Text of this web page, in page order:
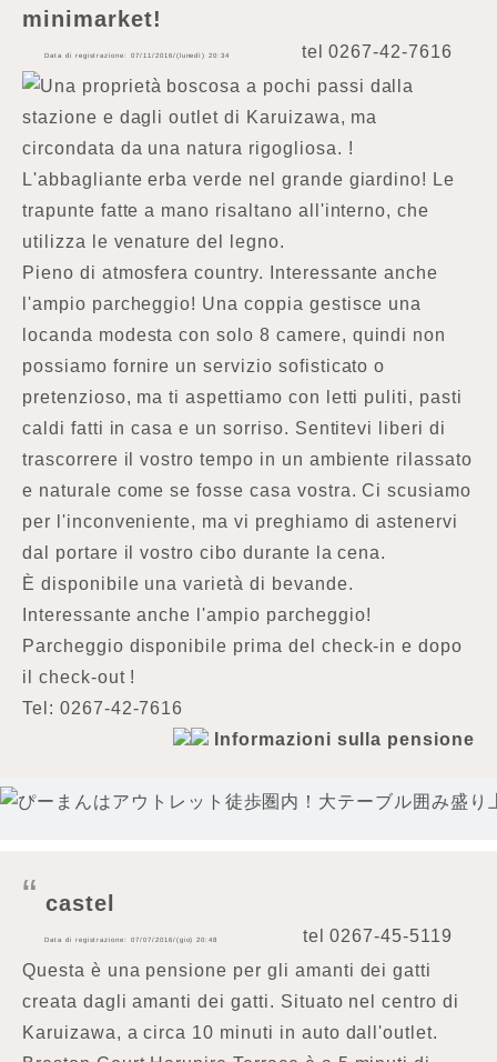
minimarket!
tel0267-42-7616
Data di registrazione: 07/11/2016/(lunedì) 20:34
Una proprietà boscosa a pochi passi dalla
stazione e dagli outlet di Karuizawa, ma
circondata da una natura rigogliosa. !
L'abbagliante erba verde nel grande giardino! Le
trapunte fatte a mano risaltano all'interno, che
utilizza le venature del legno.
Pieno di atmosfera country. Interessante anche
l'ampio parcheggio! Una coppia gestisce una
locanda modesta con solo 8 camere, quindi non
possiamo fornire un servizio sofisticato o
pretenzioso, ma ti aspettiamo con letti puliti, pasti
caldi fatti in casa e un sorriso. Sentitevi liberi di
trascorrere il vostro tempo in un ambiente rilassato
e naturale come se fosse casa vostra. Ci scusiamo
per l'inconveniente, ma vi preghiamo di astenervi
dal portare il vostro cibo durante la cena.
È disponibile una varietà di bevande.
Interessante anche l'ampio parcheggio!
Parcheggio disponibile prima del check-in e dopo
il check-out !
Tel: 0267-42-7616
Informazioni sulla pensione
castel
tel0267-45-5119
Data di registrazione: 07/07/2016/(gio) 20:48
Questa è una pensione per gli amanti dei gatti
creata dagli amanti dei gatti. Situato nel centro di
Karuizawa, a circa 10 minuti in auto dall'outlet.